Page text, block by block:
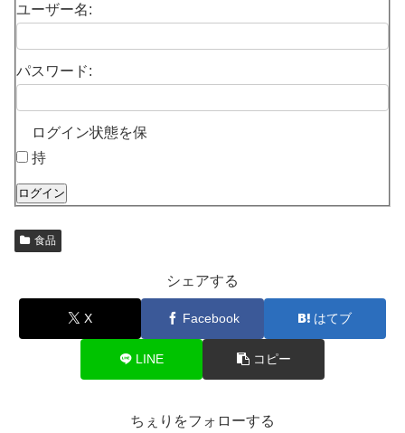
ユーザー名:
パスワード:
ログイン状態を保
持
ログイン
食品
シェアする
X Facebook はてブ
LINE コピー
ちぇりをフォローする